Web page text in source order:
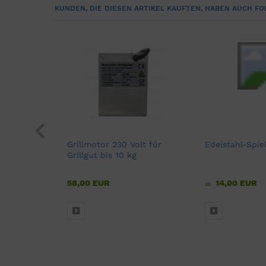
KUNDEN, DIE DIESEN ARTIKEL KAUFTEN, HABEN AUCH
Grillmotor 230 Volt für
Grillgut bis 10 kg
58,00 EUR
Edelstahl-
ab 14,00 EUR